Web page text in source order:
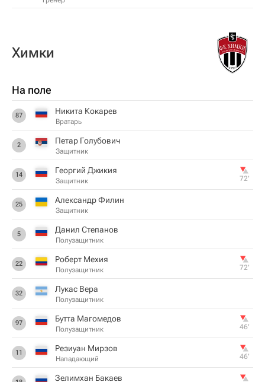
Химки
На поле
87 Никита Кокарев
Вратарь
2 Петар Голубович
Защитник
14 Георгий Джикия
Защитник 72‎’‎
25 Александр Филин
Защитник
5 Данил Степанов
Полузащитник
22 Роберт Мехия
Полузащитник 72‎’‎
32 Лукас Вера
Полузащитник
97 Бутта Магомедов
Полузащитник 46‎’‎
11 Резиуан Мирзов
Нападающий 46‎’‎
Зелимхан Бакаев